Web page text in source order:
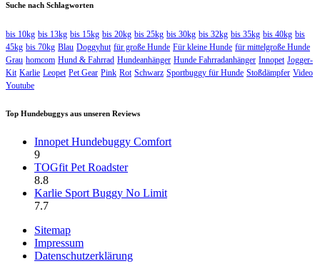
Suche nach Schlagworten
bis 10kg bis 13kg bis 15kg bis 20kg bis 25kg bis 30kg bis 32kg bis 35kg bis 40kg bis
45kg bis 70kg Blau Doggyhut für große Hunde Für kleine Hunde für mittelgroße Hunde
Grau homcom Hund & Fahrrad Hundeanhänger Hunde Fahrradanhänger Innopet Jogger-
Kit Karlie Leopet Pet Gear Pink Rot Schwarz Sportbuggy für Hunde Stoßdämpfer Video
Youtube
Top Hundebuggys aus unseren Reviews
Innopet Hundebuggy Comfort
9
TOGfit Pet Roadster
8.8
Karlie Sport Buggy No Limit
7.7
Sitemap
Impressum
Datenschutzerklärung